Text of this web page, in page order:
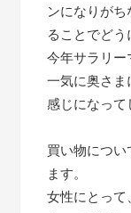
ンになりが
ることでどう
今年サラリ
一気に奥さ
感じになって
買い物につ
ます。
女性にとっ